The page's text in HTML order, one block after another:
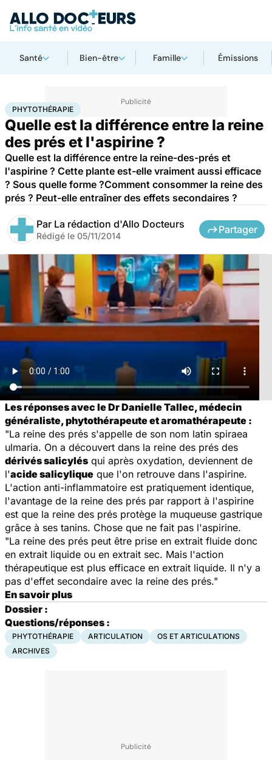
Santé Bien-être Famille Émissions
AccueilBien-êtrePhytothérapie
PHYTOTHÉRAPIE
Quelle est la différence entre la reine
des prés et l'aspirine ?
Quelle est la différence entre la reine-des-prés et
l'aspirine ? Cette plante est-elle vraiment aussi efficace
? Sous quelle forme ?Comment consommer la reine des
prés ? Peut-elle entraîner des effets secondaires ?
Par La rédaction d'Allo Docteurs
Rédigé le 05/11/2014
Partager
Les réponses avec le Dr Danielle Tallec, médecin
généraliste, phytothérapeute et aromathérapeute :
"La reine des prés s'appelle de son nom latin spiraea
ulmaria. On a découvert dans la reine des prés des
dérivés salicylés qui après oxydation, deviennent de
l'acide salicylique que l'on retrouve dans l'aspirine.
L'action anti-inflammatoire est pratiquement identique,
l'avantage de la reine des prés par rapport à l'aspirine
est que la reine des prés protège la muqueuse gastrique
grâce à ses tanins. Chose que ne fait pas l'aspirine.
"La reine des prés peut être prise en extrait fluide donc
en extrait liquide ou en extrait sec. Mais l'action
thérapeutique est plus efficace en extrait liquide. Il n'y a
pas d'effet secondaire avec la reine des prés."
En savoir plus
Dossier :
Questions/réponses :
PHYTOTHÉRAPIE ARTICULATION
OS ET ARTICULATIONS
ARCHIVES